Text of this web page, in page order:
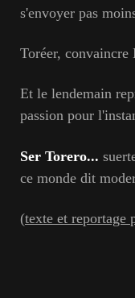
s'envoyer pas
Toréer, convaincre
Et le lendemain
passion pour
Ser Torero...
ce monde dit
(texte et reportage